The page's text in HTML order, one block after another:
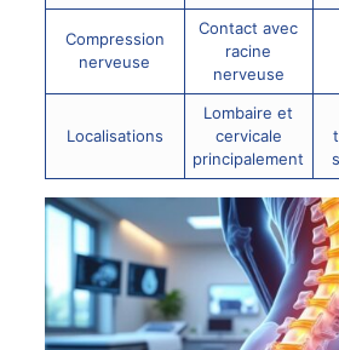
Compression
nerveuse
Contact avec
racine
nerveuse
Localisations
Lombaire et
cervicale
principalement